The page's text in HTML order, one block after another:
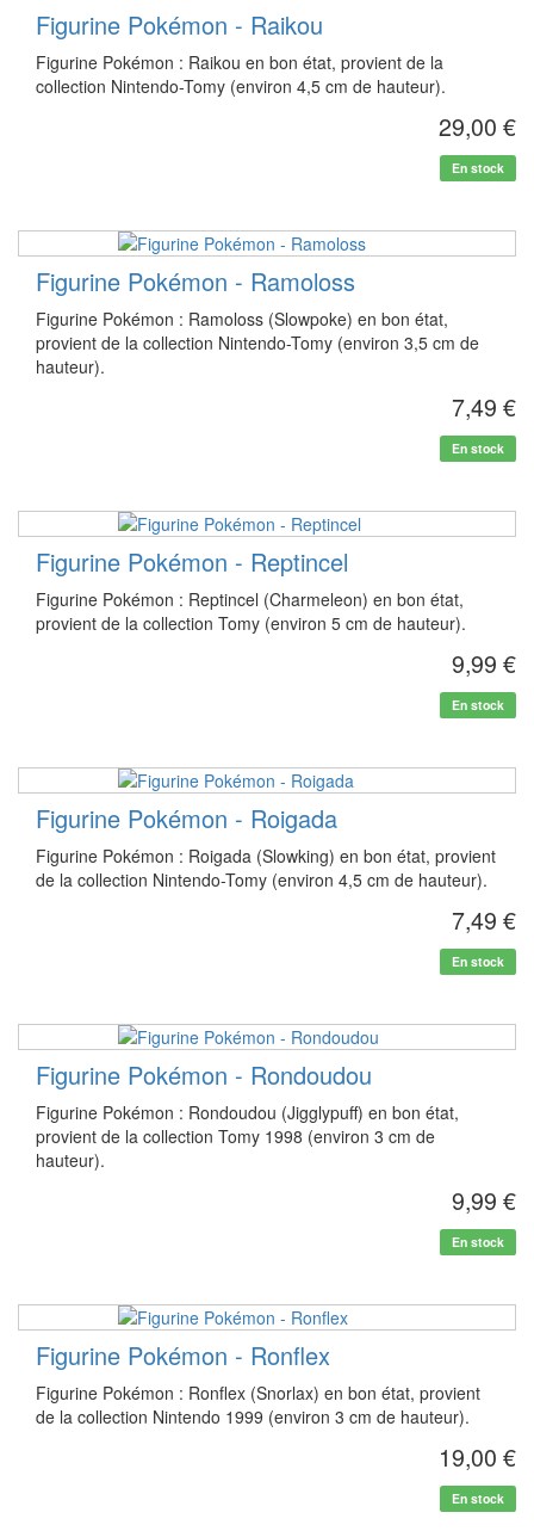
Figurine Pokémon - Raikou
Figurine Pokémon : Raikou en bon état, provient de la
collection Nintendo-Tomy (environ 4,5 cm de hauteur).
29,00 €
En stock
Figurine Pokémon - Ramoloss
Figurine Pokémon : Ramoloss (Slowpoke) en bon état,
provient de la collection Nintendo-Tomy (environ 3,5 cm de
hauteur).
7,49 €
En stock
Figurine Pokémon - Reptincel
Figurine Pokémon : Reptincel (Charmeleon) en bon état,
provient de la collection Tomy (environ 5 cm de hauteur).
9,99 €
En stock
Figurine Pokémon - Roigada
Figurine Pokémon : Roigada (Slowking) en bon état, provient
de la collection Nintendo-Tomy (environ 4,5 cm de hauteur).
7,49 €
En stock
Figurine Pokémon - Rondoudou
Figurine Pokémon : Rondoudou (Jigglypuff) en bon état,
provient de la collection Tomy 1998 (environ 3 cm de
hauteur).
9,99 €
En stock
Figurine Pokémon - Ronflex
Figurine Pokémon : Ronflex (Snorlax) en bon état, provient
de la collection Nintendo 1999 (environ 3 cm de hauteur).
19,00 €
En stock